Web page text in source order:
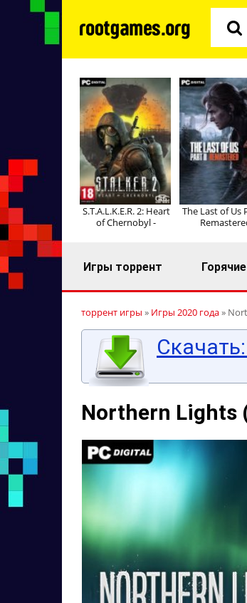
S.T.A.L.K.E.R. 2: Heart
of Chernobyl -
The Last of Us
Игры торрент
торрент игры » Игры 2020 года»
Northern Lights